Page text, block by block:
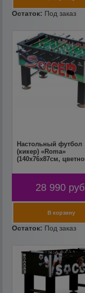
Настольный футбол
(кикер) «Roma»
(140x76x87см,
28 990